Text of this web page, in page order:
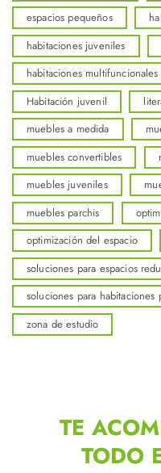
espacios pequeños
habitaciones juveniles
habitaciones multifuncionales
Habitación juvenil
muebles a medida
muebles convertibles
muebles juveniles
muebles parchis
optimización del espacio
soluciones para espacios
soluciones para habitaciones
zona de estudio
TE
TODO